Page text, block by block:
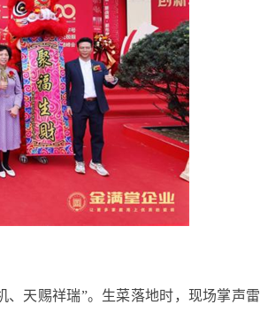
、天赐祥瑞”。生菜落地时，现场掌声雷